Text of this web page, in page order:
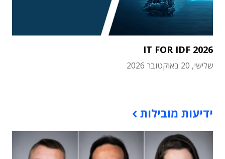
IT FOR IDF 2026
שלישי, 20 באוקטובר 2026
ידיעות מובילות